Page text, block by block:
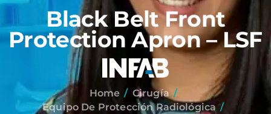
Black Belt Front
Protection Apron – LSF
Home
Cirugía
Equipo De Protección Radiológica